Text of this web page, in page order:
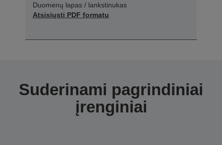
Duomenų lapas / lankstinukas
Atsisiųsti PDF formatu
Suderinami pagrindiniai
įrenginiai